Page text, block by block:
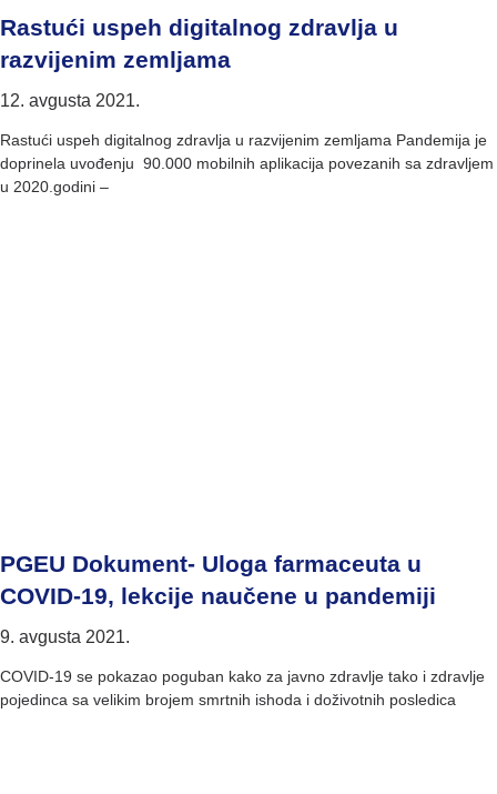
Rastući uspeh digitalnog zdravlja u
razvijenim zemljama
12. avgusta 2021.
Rastući uspeh digitalnog zdravlja u razvijenim zemljama Pandemija je
doprinela uvođenju 90.000 mobilnih aplikacija povezanih sa zdravljem
u 2020.godini –
PGEU Dokument- Uloga farmaceuta u
COVID-19, lekcije naučene u pandemiji
9. avgusta 2021.
COVID-19 se pokazao poguban kako za javno zdravlje tako i zdravlje
pojedinca sa velikim brojem smrtnih ishoda i doživotnih posledica